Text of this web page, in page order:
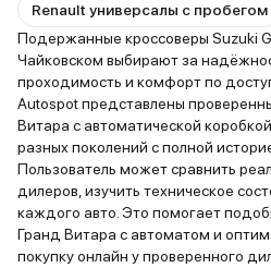
Renault универсалы с пробегом
Подержанные кроссоверы Suzuki
Чайковском выбирают за
проходимость и комфорт по
Autospot представлены
Витара с автоматической
разных поколений с полной
Пользователь может сравнить
дилеров, изучить техническое
каждого авто. Это помогает
Гранд Витара с автоматом и
покупку онлайн у проверенного